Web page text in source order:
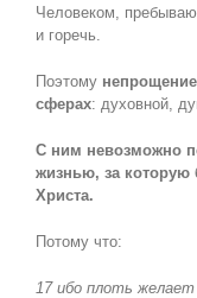
Человеком,
и горечь.
Поэтомунепрощение
сферах: духовной,
С ним невозможно
жизнью, за которую
Христа.
Потому что:
17 ибо плоть